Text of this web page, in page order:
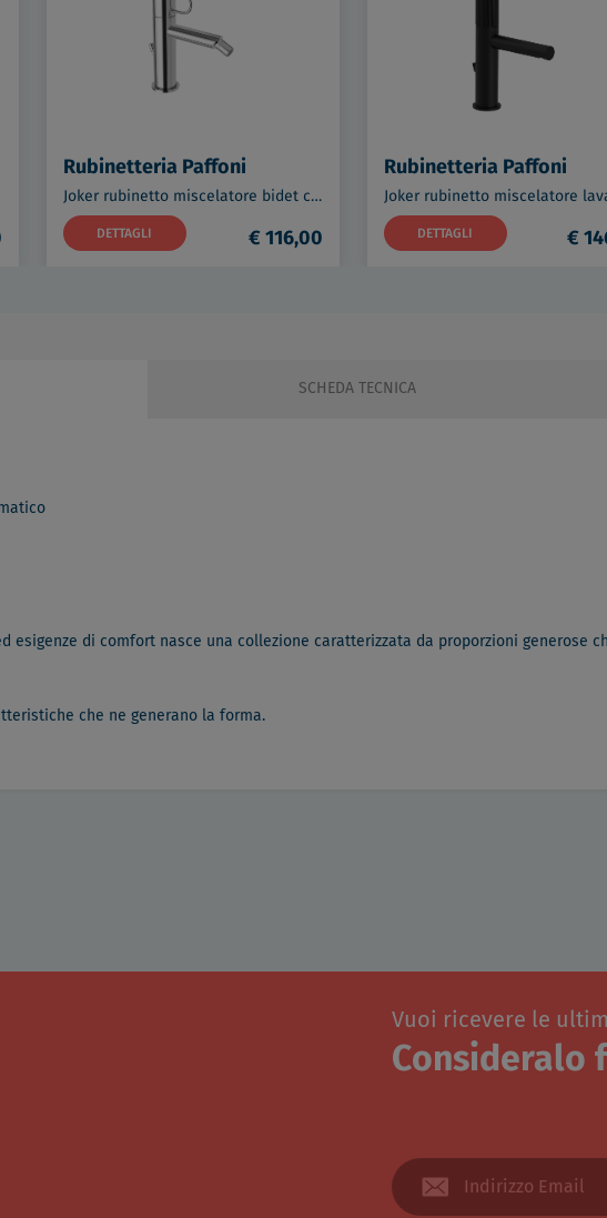
Rubinetteria Paffoni
Joker rubinetto miscelatore bidet cromato scarico automatico 1"1/4 codice prod: JK135CR
DETTAGLI € 116,00
Rubinetteria Paffoni
DETTAGLI €
SCHEDA TECNICA
esigenze di comfort nasce una collezione caratterizzata da proporzioni generose
che ne generano la forma.
Vuoi ricevere le
Consideralo